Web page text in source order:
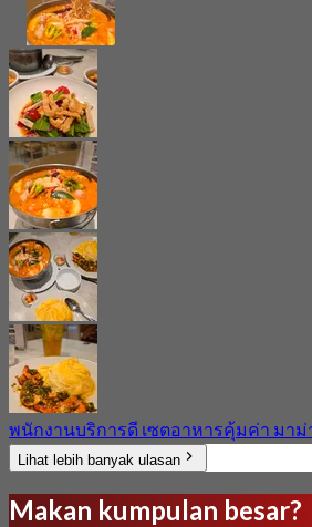
พนักงานบริการดี เซตอาหารคุ้มค่า มาม่
Lihat lebih banyak ulasan
Makan kumpulan besar?